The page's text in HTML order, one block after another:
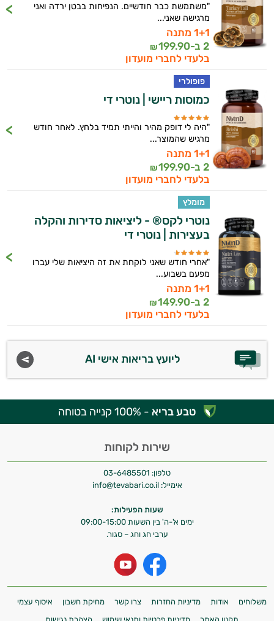
"משתמשת כבר חודשיים. הנפיחות בבטן ירדה ואני
מרגישה שאני...
1+1 מתנה
2 ב-
199.90
₪
בלעדי לחברי מועדון
פופולרי
כמוסות ריישי | נוטרי די
"היה לי דופק מהיר והייתי תמיד בלחץ. לאחר חודש
מרגיש שהמוצר...
1+1 מתנה
2 ב-
199.90
₪
בלעדי לחברי מועדון
מומלץ
נוטרי לקס® - ליציאות סדירות והקלה
בעצירות | נוטרי די
"אחרי חודש שאני לוקחת את זה היציאות שלי עברו
מפעם בשבוע...
1+1 מתנה
2 ב-
149.90
₪
בלעדי לחברי מועדון
ליועץ בריאות אישי AI
טבע בריא - 100% קנייה בטוחה
שירות לקוחות
טלפון: 03-6485501
אימייל: info@tevabari.co.il
שעות הפעילות:
ימים א'-ה' בין השעות 09:00-15:00
ערבי חג וחג – סגור.
משלוחים אודות מדיניות החזרות צרו קשר מחיקת חשבון
איסוף עצמי